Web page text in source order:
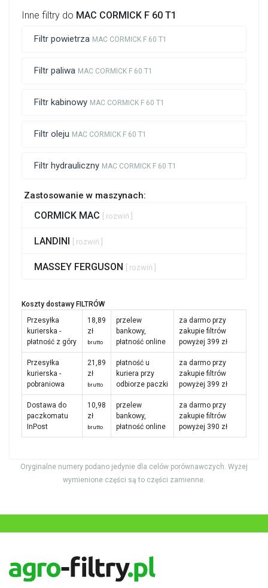
Inne filtry do MAC CORMICK F 60 T1
Filtr powietrza MAC CORMICK F 60 T1
Filtr paliwa MAC CORMICK F 60 T1
Filtr kabinowy MAC CORMICK F 60 T1
Filtr oleju MAC CORMICK F 60 T1
Filtr hydrauliczny MAC CORMICK F 60 T1
Zastosowanie w maszynach:
CORMICK MAC [ rozwiń ]
LANDINI [ rozwiń ]
MASSEY FERGUSON [ rozwiń ]
Koszty dostawy FILTRÓW
Przesyłka
kurierska -
płatność z góry
18,89
zł
brutto
przelew
bankowy,
płatność online
za darmo przy
zakupie filtrów
powyżej 399 zł
Przesyłka
kurierska -
pobraniowa
21,89
zł
brutto
płatność u
kuriera przy
odbiorze paczki
za darmo przy
zakupie filtrów
powyżej 399 zł
Dostawa do
paczkomatu
InPost
10,98
zł
brutto
przelew
bankowy,
płatność online
za darmo przy
zakupie filtrów
powyżej 390 zł
Oryginalne numery podano jedynie dla celów porównawczych. Wyżej
wymienione części są to części zamienne.